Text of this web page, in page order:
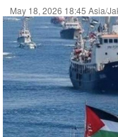
May 18, 2026 18:45 Asia/